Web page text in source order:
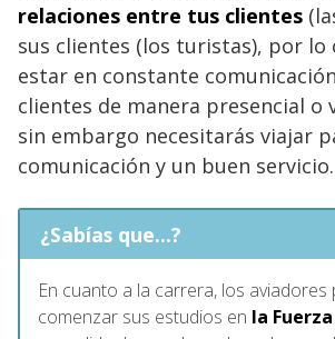
relaciones entre tus clientes
sus clientes (los turistas), por lo
estar en constante
clientes de manera presencial o
sin embargo necesitarás viajar
comunicación y un buen servicio.
¿Sabías que...?
En cuanto a la carrera, los aviadores
comenzar sus estudios en la